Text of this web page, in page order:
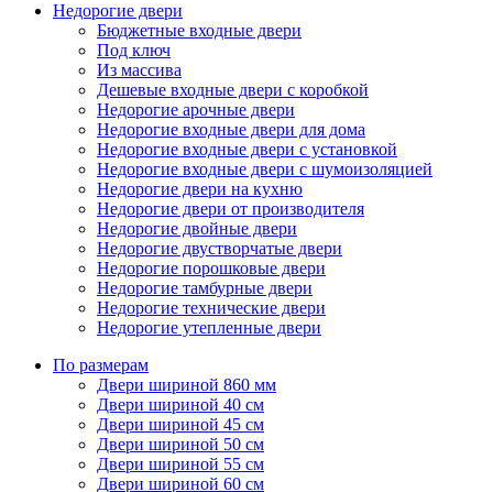
Недорогие двери
Бюджетные входные двери
Под ключ
Из массива
Дешевые входные двери с коробкой
Недорогие арочные двери
Недорогие входные двери для дома
Недорогие входные двери с установкой
Недорогие входные двери с шумоизоляцией
Недорогие двери на кухню
Недорогие двери от производителя
Недорогие двойные двери
Недорогие двустворчатые двери
Недорогие порошковые двери
Недорогие тамбурные двери
Недорогие технические двери
Недорогие утепленные двери
По размерам
Двери шириной 860 мм
Двери шириной 40 см
Двери шириной 45 см
Двери шириной 50 см
Двери шириной 55 см
Двери шириной 60 см